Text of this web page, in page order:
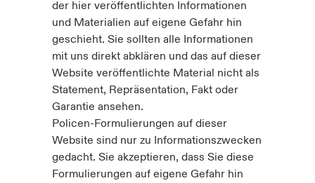
der hier veröffentlichten Informationen
und Materialien auf eigene Gefahr hin
geschieht. Sie sollten alle Informationen
mit uns direkt abklären und das auf dieser
Website veröffentlichte Material nicht als
Statement, Repräsentation, Fakt oder
Garantie ansehen.
Policen-Formulierungen auf dieser
Website sind nur zu Informationszwecken
gedacht. Sie akzeptieren, dass Sie diese
Formulierungen auf eigene Gefahr hin